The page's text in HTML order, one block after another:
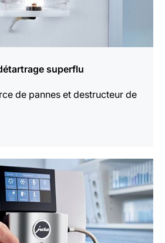
superflu
de pannes et destructeur de